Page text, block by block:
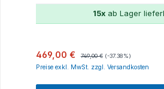
15x ab Lager
Verkaufspreis:
469,00 € Regulärer Preis:
749,00 € (-37.38%)
Preise exkl. MwSt. zzgl. Versandkosten